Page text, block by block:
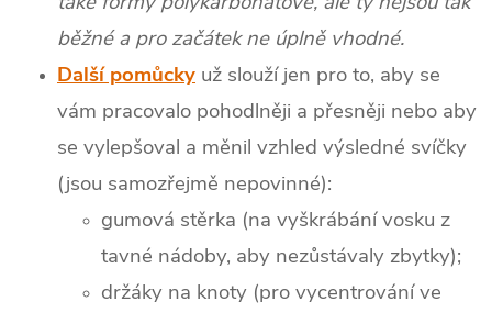
běžné a pro začátek ne úplně vhodné.
Další pomůcky už slouží jen pro to, aby se
vám pracovalo pohodlněji a přesněji nebo aby
se vylepšoval a měnil vzhled výsledné svíčky
(jsou samozřejmě nepovinné):
gumová stěrka (na vyškrábání vosku z
tavné nádoby, aby nezůstávaly zbytky);
držáky na knoty (pro vycentrování ve